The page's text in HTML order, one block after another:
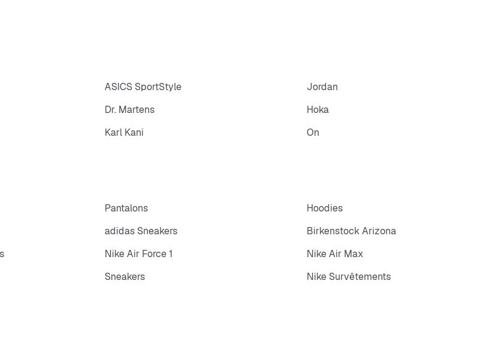
ASICS SportStyle
Jordan
Dr. Martens
Hoka
Karl Kani On
Pantalons
Hoodies
adidas Sneakers
Birkenstock Arizona
Nike Air Force 1
Nike Air Max
Sneakers Nike Survêtements